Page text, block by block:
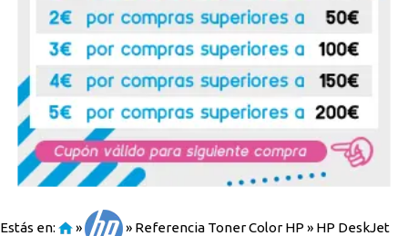
Estás en: » » Referencia Toner Color HP » HP DeskJet